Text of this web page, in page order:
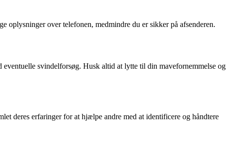
over telefonen, medmindre du er sikker på afsenderen.
svindelforsøg. Husk altid at lytte til din mavefornemmelse og
deres erfaringer for at hjælpe andre med at identificere og håndtere